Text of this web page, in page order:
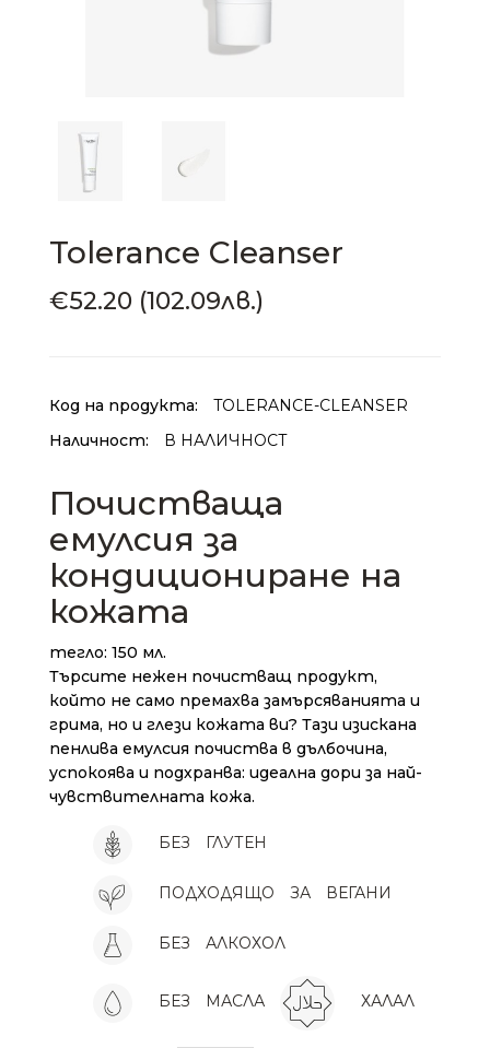
Tolerance Cleanser
€52.20 (102.09лв.)
Код на продукта:
TOLERANCE-CLEANSER
Наличност:
В НАЛИЧНОСТ
Почистваща
емулсия за
кондициониране на
кожата
тегло: 150 мл.
Търсите нежен почистващ продукт,
който не само премахва замърсяванията и
грима, но и глези кожата ви? Тази изискана
пенлива емулсия почиства в дълбочина,
успокоява и подхранва: идеална дори за най-
чувствителната кожа.
БЕЗ ГЛУТЕН
ПОДХОДЯЩО ЗА ВЕГАНИ
БЕЗ АЛКОХОЛ
БЕЗ МАСЛА ХАЛАЛ